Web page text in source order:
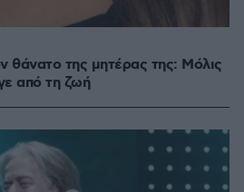
θάνατο της μητέρας της: Μόλις
από τη ζωή